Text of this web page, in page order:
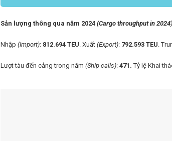
Sản lượng thông qua năm 2024 (Cargo throughput in 2024)
Nhập (Import): 812.694 TEU. Xuất (Export): 792.593 TEU.
Lượt tàu đến cảng trong năm (Ship calls): 471.Tỷ lệ Khai